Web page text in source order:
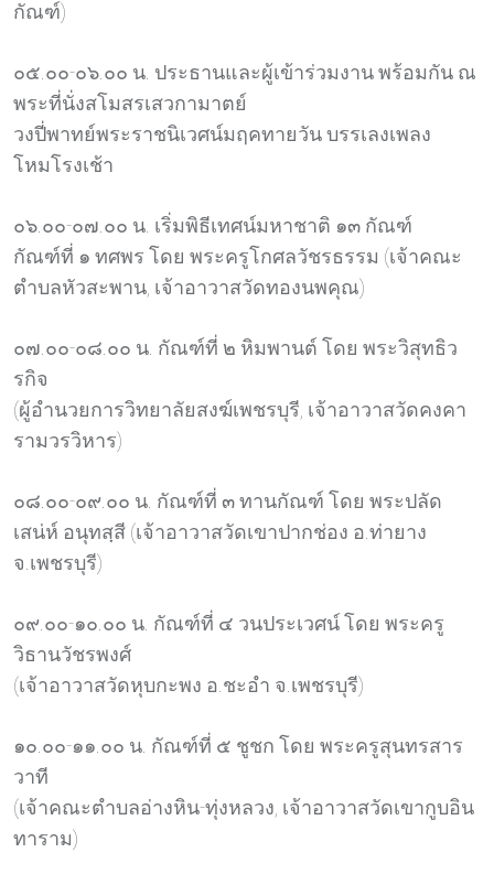
กัณฑ์)
๐๕.๐๐-๐๖.๐๐ น. ประธานและผู้เข้าร่วมงาน พร้อมกัน ณ
พระที่นั่งสโมสรเสวกามาตย์
วงปี่พาทย์พระราชนิเวศน์มฤคทายวัน บรรเลงเพลง
โหมโรงเช้า
๐๖.๐๐-๐๗.๐๐ น. เริ่มพิธีเทศน์มหาชาติ ๑๓ กัณฑ์
กัณฑ์ที่ ๑ ทศพร โดย พระครูโกศลวัชรธรรม (เจ้าคณะ
ตำบลหัวสะพาน, เจ้าอาวาสวัดทองนพคุณ)
๐๗.๐๐-๐๘.๐๐ น. กัณฑ์ที่ ๒ หิมพานต์ โดย พระวิสุทธิว
รกิจ
(ผู้อำนวยการวิทยาลัยสงฆ์เพชรบุรี, เจ้าอาวาสวัดคงคา
รามวรวิหาร)
๐๘.๐๐-๐๙.๐๐ น. กัณฑ์ที่ ๓ ทานกัณฑ์ โดย พระปลัด
เสน่ห์ อนุทสฺสี (เจ้าอาวาสวัดเขาปากช่อง อ.ท่ายาง
จ.เพชรบุรี)
๐๙.๐๐-๑๐.๐๐ น. กัณฑ์ที่ ๔ วนประเวศน์ โดย พระครู
วิธานวัชรพงศ์
(เจ้าอาวาสวัดหุบกะพง อ.ชะอำ จ.เพชรบุรี)
๑๐.๐๐-๑๑.๐๐ น. กัณฑ์ที่ ๕ ชูชก โดย พระครูสุนทรสาร
วาที
(เจ้าคณะตำบลอ่างหิน-ทุ่งหลวง, เจ้าอาวาสวัดเขากูบอิน
ทาราม)